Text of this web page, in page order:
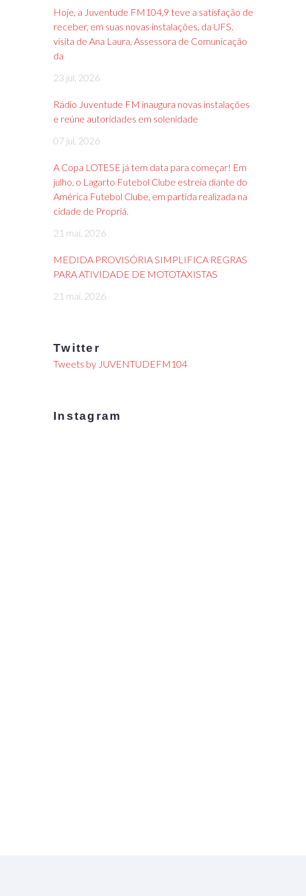
Hoje, a Juventude FM104,9 teve a satisfação de
receber, em suas novas instalações, da UFS.
visita de Ana Laura, Assessora de Comunicação
da
23 jul, 2026
Rádio Juventude FM inaugura novas instalações
e reúne autoridades em solenidade
07 jul, 2026
A Copa LOTESE já tem data para começar! Em
julho, o Lagarto Futebol Clube estreia diante do
América Futebol Clube, em partida realizada na
cidade de Propriá.
21 mai, 2026
MEDIDA PROVISÓRIA SIMPLIFICA REGRAS
PARA ATIVIDADE DE MOTOTAXISTAS
21 mai, 2026
Twitter
Tweets by JUVENTUDEFM104
Instagram